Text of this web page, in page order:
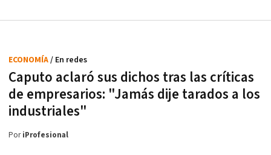
Caputo aclaró sus dichos tras las críticas
de empresarios: "Jamás dije tarados a los
industriales"
ECONOMÍA/ En redes
PoriProfesional